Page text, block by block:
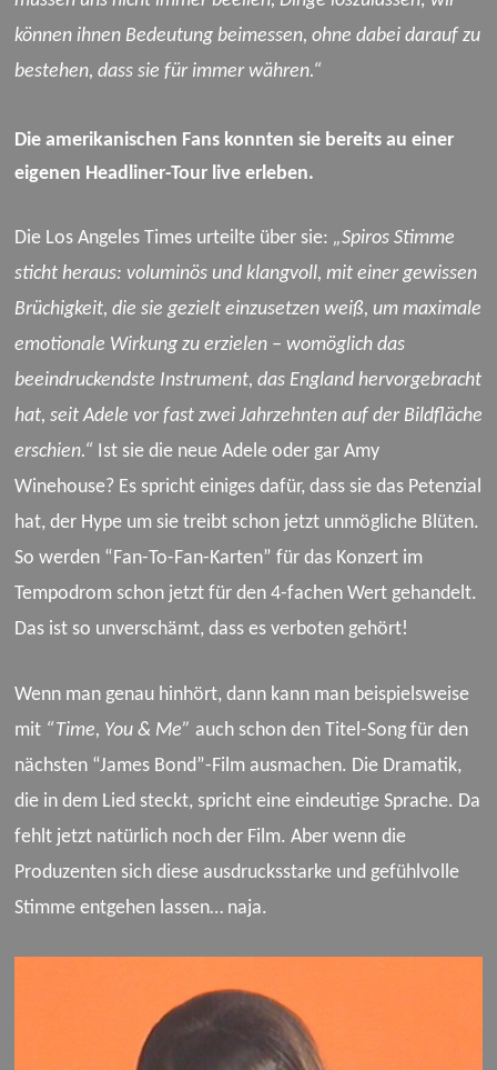
können ihnen Bedeutung beimessen, ohne dabei darauf zu
bestehen, dass sie für immer währen.“
Die amerikanischen Fans konnten sie bereits au einer
eigenen Headliner-Tour live erleben.
Die Los Angeles Times urteilte über sie: „Spiros Stimme
sticht heraus: voluminös und klangvoll, mit einer gewissen
Brüchigkeit, die sie gezielt einzusetzen weiß, um maximale
emotionale Wirkung zu erzielen – womöglich das
beeindruckendste Instrument, das England hervorgebracht
hat, seit Adele vor fast zwei Jahrzehnten auf der Bildfläche
erschien.“ Ist sie die neue Adele oder gar Amy
Winehouse? Es spricht einiges dafür, dass sie das Petenzial
hat, der Hype um sie treibt schon jetzt unmögliche Blüten.
So werden “Fan-To-Fan-Karten” für das Konzert im
Tempodrom schon jetzt für den 4-fachen Wert gehandelt.
Das ist so unverschämt, dass es verboten gehört!
Wenn man genau hinhört, dann kann man beispielsweise
mit “Time, You &Me” auch schon den Titel-Song für den
nächsten “James Bond”-Film ausmachen. Die Dramatik,
die in dem Lied steckt, spricht eine eindeutige Sprache. Da
fehlt jetzt natürlich noch der Film. Aber wenn die
Produzenten sich diese ausdrucksstarke und gefühlvolle
Stimme entgehen lassen… naja.